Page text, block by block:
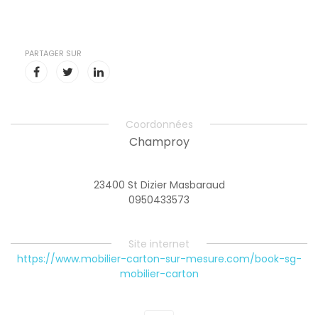
Coordonnées
Champroy
23400 St Dizier Masbaraud
0950433573
Site internet
https://www.mobilier-carton-sur-mesure.com/book-sg-
mobilier-carton
PARTAGER SUR